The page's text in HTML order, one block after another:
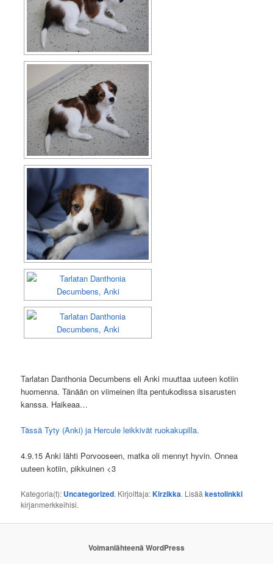
Tarlatan Danthonia Decumbens eli Anki muuttaa uuteen kotiin
huomenna. Tänään on viimeinen ilta pentukodissa sisarusten
kanssa. Haikeaa…
Tässä Tyty (Anki) ja Hercule leikkivät ruokakupilla.
4.9.15 Anki lähti Porvooseen, matka oli mennyt hyvin. Onnea
uuteen kotiin, pikkuinen <3
Kategoria(t): Uncategorized. Kirjoittaja:Kirzikka. Lisääkestolinkki
kirjanmerkkeihisi.
Voimanlähteenä WordPress